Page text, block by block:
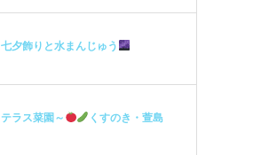
七夕飾りと水まんじゅう
テラス菜園～ くすのき・萱島